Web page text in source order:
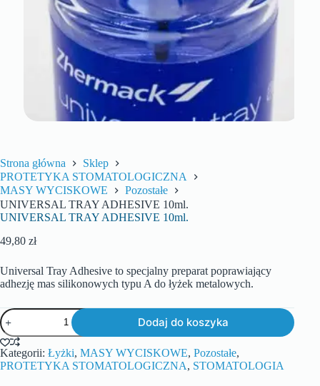
Strona główna
Sklep
PROTETYKA STOMATOLOGICZNA
MASY WYCISKOWE
Pozostałe
UNIVERSAL TRAY ADHESIVE 10ml.
UNIVERSAL TRAY ADHESIVE 10ml.
49,80 zł
Universal Tray Adhesive to specjalny preparat poprawiający
adhezję mas silikonowych typu A do łyżek metalowych.
Dodaj do koszyka
Kategorii: Łyżki, MASY WYCISKOWE, Pozostałe,
PROTETYKA STOMATOLOGICZNA, STOMATOLOGIA